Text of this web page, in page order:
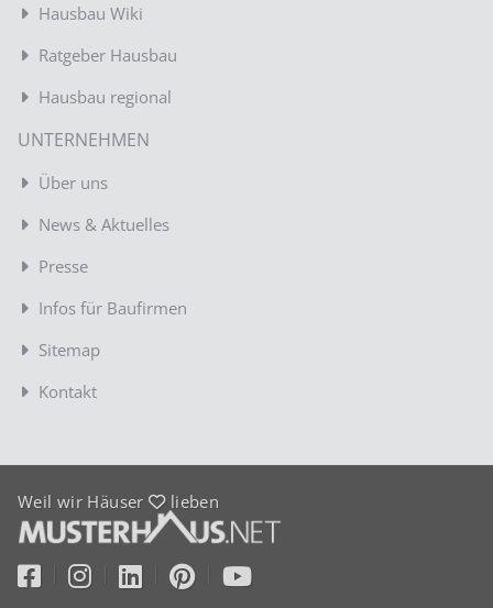
Hausbau Wiki
Ratgeber Hausbau
Hausbau regional
UNTERNEHMEN
Über uns
News & Aktuelles
Presse
Infos für Baufirmen
Sitemap
Kontakt
Weil wir Häuser lieben